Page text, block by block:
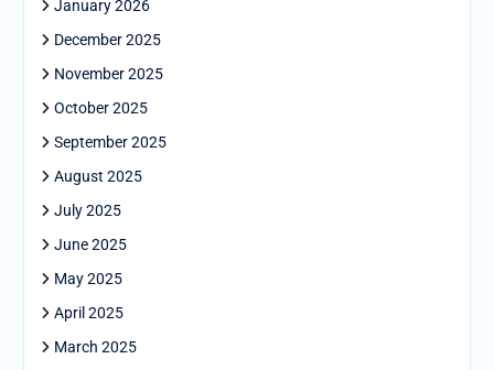
January 2026
December 2025
November 2025
October 2025
September 2025
August 2025
July 2025
June 2025
May 2025
April 2025
March 2025